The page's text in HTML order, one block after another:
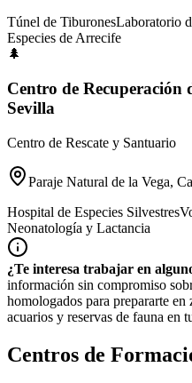
Túnel de TiburonesLaboratorio
Especies de Arrecife
🌲
Centro de Recuperación
Sevilla
Centro de Rescate y Santuario
Paraje Natural de la Vega,
Hospital de Especies Silvestres
Neonatología y Lactancia
¿Te interesa trabajar en
información sin compromiso
homologados para prepararte en
acuarios y reservas de fauna en
Centros de